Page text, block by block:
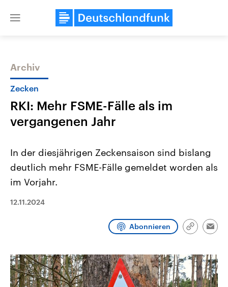
Close
Themen
Landtagswahl Sachsen-Anhalt
2026
Sachsen-Anhalt wählt am 6.
Bundesland von einer Koalition aus
und Hintergründe zu den Parteien
und Kandidaten der anstehenden
Wahl.
den mächtigsten Ländern
mit großem Einfluss auf
aktuelle Weltgeschehen.
Sendungen Programm Podcasts
Audio-Archiv
Archiv
Zecken
RKI: Mehr FSME-Fälle als im
vergangenen Jahr
In der diesjährigen Zeckensaison sind bislang
deutlich mehr FSME-Fälle gemeldet worden als
im Vorjahr.
12.11.2024
Abonnieren
Link